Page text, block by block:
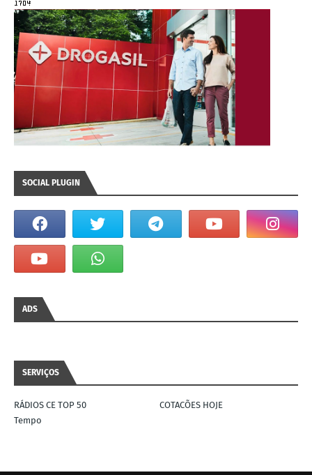
SOCIAL PLUGIN
ADS
SERVIÇOS
RÁDIOS CE TOP 50
COTACÕES HOJE
Tempo